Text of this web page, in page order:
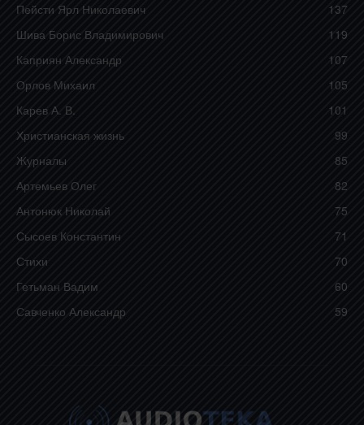
Пейсти Ярл Николаевич
137
Шива Борис Владимирович
119
Каприян Александр
107
Орлов Михаил
105
Карев А. В.
101
Христианская жизнь
99
Журналы
85
Артемьев Олег
82
Антонюк Николай
75
Сысоев Константин
71
Стихи
70
Гетьман Вадим
60
Савченко Александр
59